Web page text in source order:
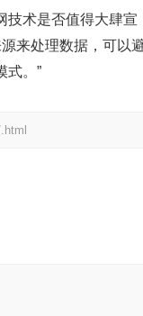
技术是否值得大肆宣
来处理数据，可以
式。”